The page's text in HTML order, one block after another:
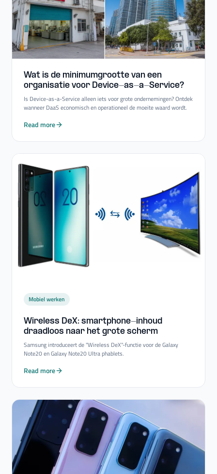
Wat is de minimumgrootte van een
organisatie voor Device-​as-​a-​Service?
Is Device-as-a-Service alleen iets voor grote ondernemingen? Ontdek
wanneer DaaS economisch en operationeel de moeite waard wordt.
Read more
Mobiel werken
Wireless DeX: smartphone-​inhoud
draadloos naar het grote scherm
Samsung introduceert de "Wireless DeX"-functie voor de Galaxy
Note20 en Galaxy Note20 Ultra phablets.
Read more